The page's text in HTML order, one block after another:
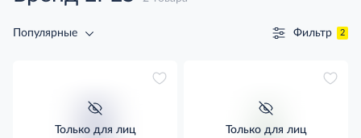
Популярные Фильтр 2
Только для лиц
Только для лиц